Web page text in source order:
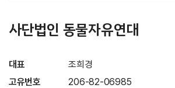
사단법인 동물자유연대
대표
조희경
고유번호
206-82-06985